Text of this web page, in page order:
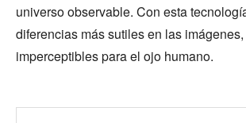
universo observable. Con esta
diferencias más sutiles en las
imperceptibles para el ojo humano.